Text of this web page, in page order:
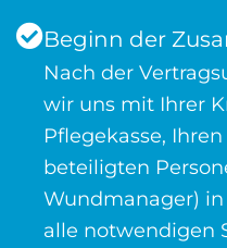
Beginn der
Nach der
wir uns mit Ihrer
Pflegekasse,
beteiligten
Wundmanager)
alle notwendigen